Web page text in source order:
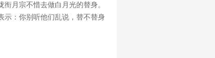
月宗不惜去做白月光的替身。
示：你别听他们乱说，替不替身